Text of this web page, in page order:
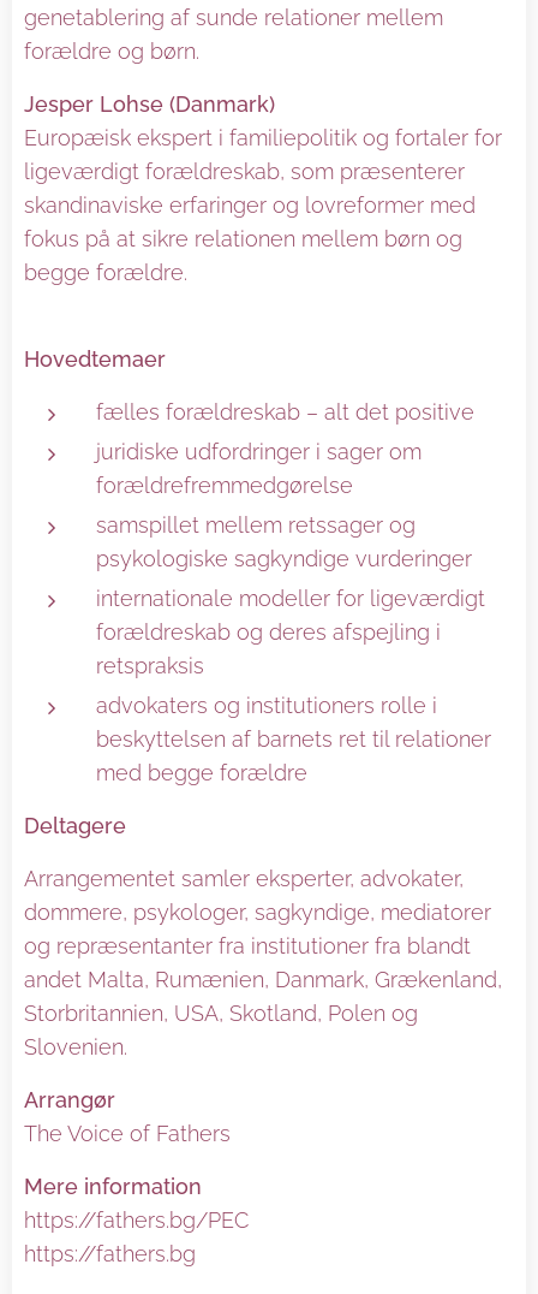
genetablering af sunde relationer mellem
forældre og børn.
Jesper Lohse (Danmark)
Europæisk ekspert i familiepolitik og fortaler for
ligeværdigt forældreskab, som præsenterer
skandinaviske erfaringer og lovreformer med
fokus på at sikre relationen mellem børn og
begge forældre.
Hovedtemaer
fælles forældreskab – alt det positive
juridiske udfordringer i sager om
forældrefremmedgørelse
samspillet mellem retssager og
psykologiske sagkyndige vurderinger
internationale modeller for ligeværdigt
forældreskab og deres afspejling i
retspraksis
advokaters og institutioners rolle i
beskyttelsen af barnets ret til relationer
med begge forældre
Deltagere
Arrangementet samler eksperter, advokater,
dommere, psykologer, sagkyndige, mediatorer
og repræsentanter fra institutioner fra blandt
andet Malta, Rumænien, Danmark, Grækenland,
Storbritannien, USA, Skotland, Polen og
Slovenien.
Arrangør
The Voice of Fathers
Mere information
https://fathers.bg/PEC
https://fathers.bg